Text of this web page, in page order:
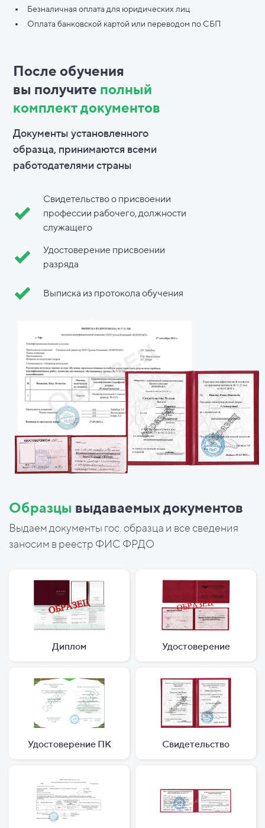
Безналичная оплата для юридических лиц
Оплата банковской картой или переводом по СБП
После обучения
вы получите полный
комплект документов
Документы установленного
образца, принимаются всеми
работодателями страны
Свидетельство о присвоении
профессии рабочего, должности
служащего
Удостоверение присвоении
разряда
Выписка из протокола обучения
Образцы выдаваемых документов
Выдаем документы гос. образца и все сведения
заносим в реестр ФИС ФРДО
Диплом Удостоверение
Удостоверение ПК Свидетельство